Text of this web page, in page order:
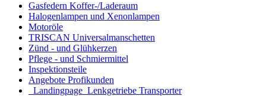
Gasfedern Koffer-/Laderaum
Halogenlampen und Xenonlampen
Motoröle
TRISCAN Universalmanschetten
Zünd - und Glühkerzen
Pflege - und Schmiermittel
Inspektionsteile
Angebote Profikunden
_Landingpage_Lenkgetriebe Transporter